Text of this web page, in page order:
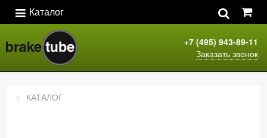
Каталог
+7 (495) 943-89-11
Заказать звонок
КАТАЛОГ